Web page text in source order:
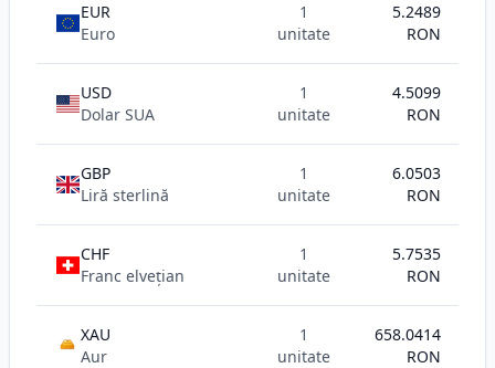
EUR
Euro
1
unitate
5.2489
RON
USD
Dolar SUA
1
unitate
4.5099
RON
GBP
Liră sterlină
1
unitate
6.0503
RON
CHF
Franc elvețian
1
unitate
5.7535
RON
AU
XAU
Aur
1
unitate
658.0414
RON